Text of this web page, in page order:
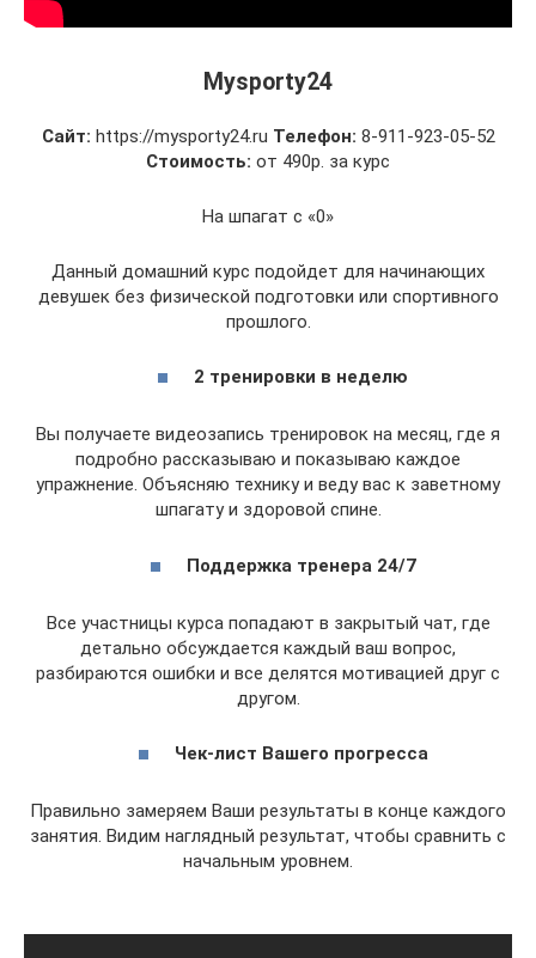
Mysporty24
Сайт: https://mysporty24.ru Телефон: 8-911-923-05-52
Стоимость: от 490р. за курс
На шпагат с «0»
Данный домашний курс подойдет для начинающих
девушек без физической подготовки или спортивного
прошлого.
2 тренировки в неделю
Вы получаете видеозапись тренировок на месяц, где я
подробно рассказываю и показываю каждое
упражнение. Объясняю технику и веду вас к заветному
шпагату и здоровой спине.
Поддержка тренера 24/7
Все участницы курса попадают в закрытый чат, где
детально обсуждается каждый ваш вопрос,
разбираются ошибки и все делятся мотивацией друг с
другом.
Чек-лист Вашего прогресса
Правильно замеряем Ваши результаты в конце каждого
занятия. Видим наглядный результат, чтобы сравнить с
начальным уровнем.